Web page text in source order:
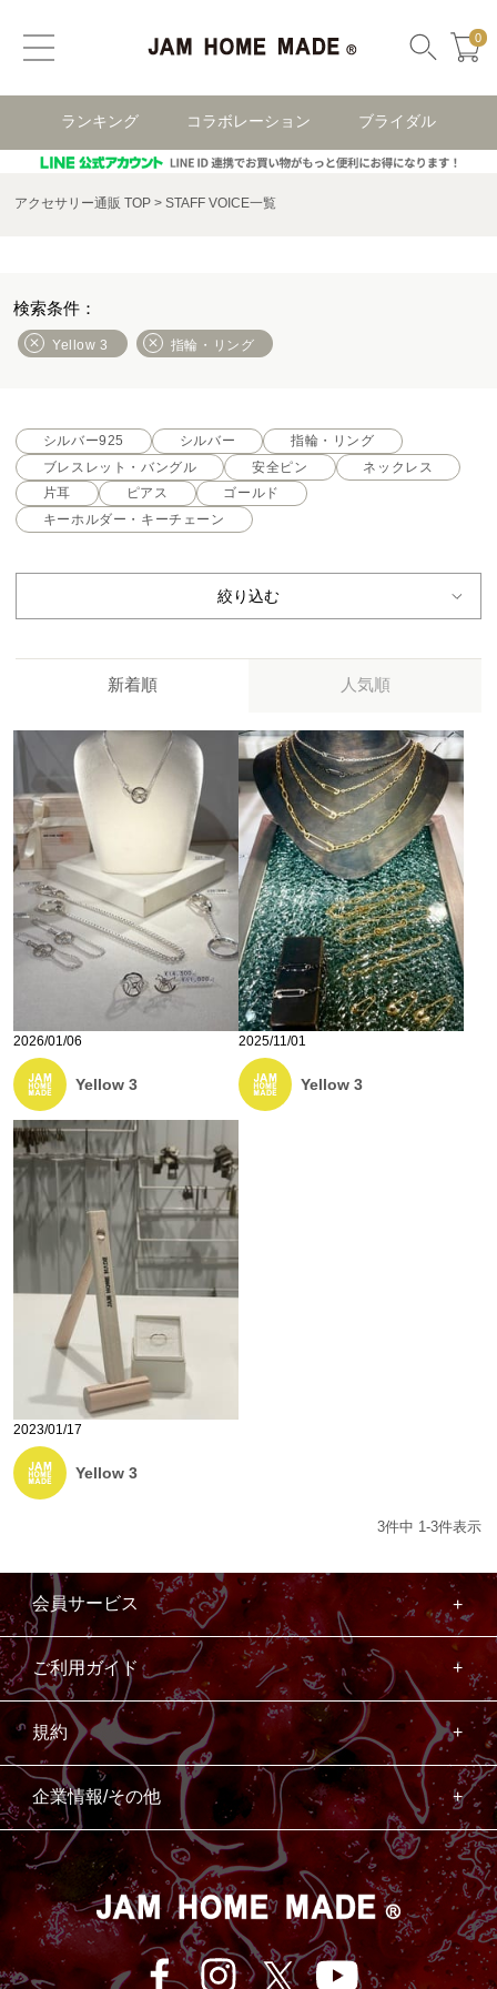
0
ランキング コラボレーション ブライダル
アクセサリー通販 TOP STAFF VOICE一覧
Yellow 3 指輪・リング
シルバー925 シルバー
指輪・リング
ブレスレット・バングル
安全ピン
ネックレス
片耳
ピアス
ゴールド
キーホルダー・キーチェーン
絞り込む
新着順 人気順
2026/01/06
Yellow 3
2025/11/01
Yellow 3
2023/01/17
Yellow 3
3件中 1-3件表示
会員サービス
ご利用ガイド
規約
企業情報/その他